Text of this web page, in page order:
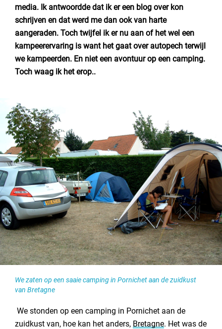
Nederland
België
Luxemburg
Frankrijk
Nieuws / blog
Over Campingzoeker
Veel gestelde vragen
Meld mijn camping aan
Samenwerken / adverteren
Contact opnemen
media. Ik antwoordde dat ik er een blog over kon
schrijven en dat werd me dan ook van harte
aangeraden. Toch twijfel ik er nu aan of het wel een
kampeerervaring is want het gaat over autopech terwijl
we kampeerden. En niet een avontuur op een camping.
Toch waag ik het erop..
We zaten op een saaie camping in Pornichet aan de zuidkust
van Bretagne
We stonden op een camping in Pornichet aan de
zuidkust van, hoe kan het anders, Bretagne. Het was de